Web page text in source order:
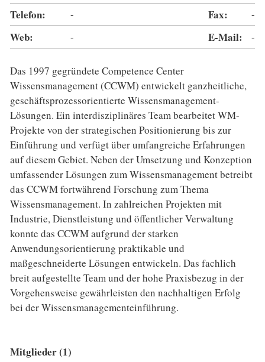
Telefon: - Fax: -
Web: - E-Mail: -
Das 1997 gegründete Competence Center
Wissensmanagement (CCWM) entwickelt ganzheitliche,
geschäftsprozessorientierte Wissensmanagement-
Lösungen. Ein interdisziplinäres Team bearbeitet WM-
Projekte von der strategischen Positionierung bis zur
Einführung und verfügt über umfangreiche Erfahrungen
auf diesem Gebiet. Neben der Umsetzung und Konzeption
umfassender Lösungen zum Wissensmanagement betreibt
das CCWM fortwährend Forschung zum Thema
Wissensmanagement. In zahlreichen Projekten mit
Industrie, Dienstleistung und öffentlicher Verwaltung
konnte das CCWM aufgrund der starken
Anwendungsorientierung praktikable und
maßgeschneiderte Lösungen entwickeln. Das fachlich
breit aufgestellte Team und der hohe Praxisbezug in der
Vorgehensweise gewährleisten den nachhaltigen Erfolg
bei der Wissensmanagementeinführung.
Mitglieder (1)